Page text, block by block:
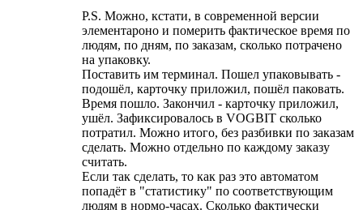
P.S. Можно, кстати, в современной версии
элементароно и померить фактическое время по
людям, по дням, по заказам, сколько потрачено
на упаковку.
Поставить им терминал. Пошел упаковывать -
подошёл, карточку приложил, пошёл паковать.
Время пошло. Закончил - карточку приложил,
ушёл. Зафиксировалось в VOGBIT сколько
потратил. Можно итого, без разбивки по заказам
сделать. Можно отдельно по каждому заказу
считать.
Если так сделать, то как раз это автоматом
попадёт в "статистику" по соответствующим
людям в нормо-часах. Сколько фактически